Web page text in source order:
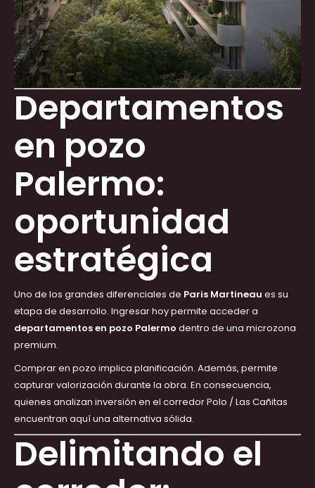
Departamentos
en pozo
Palermo:
oportunidad
estratégica
Uno de los grandes diferenciales de Paris Martineau es su
etapa de desarrollo. Ingresar hoy permite acceder a
departamentos en pozo Palermo dentro de una microzona
premium.
Comprar en pozo implica planificación. Además, permite
capturar valorización durante la obra. En consecuencia,
quienes analizan inversión en el corredor Polo / Las Cañitas
encuentran aquí una alternativa sólida.
Delimitando el